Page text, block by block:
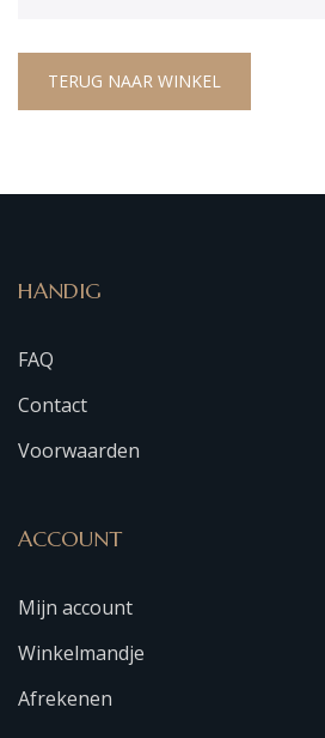
TERUG NAAR WINKEL
HANDIG
FAQ
Contact
Voorwaarden
ACCOUNT
Mijn account
Winkelmandje
Afrekenen